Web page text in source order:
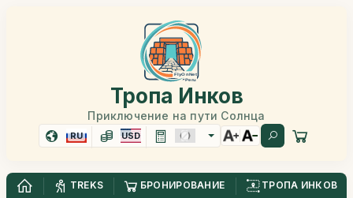
Тропа Инков
Приключение на пути Солнца
RU USD
TREKS БРОНИРОВАНИЕ
ТРОПА ИНКОВ